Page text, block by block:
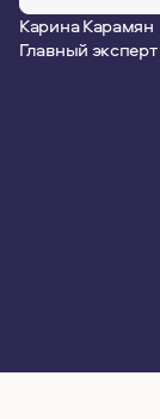
Карина Карамян
Главный